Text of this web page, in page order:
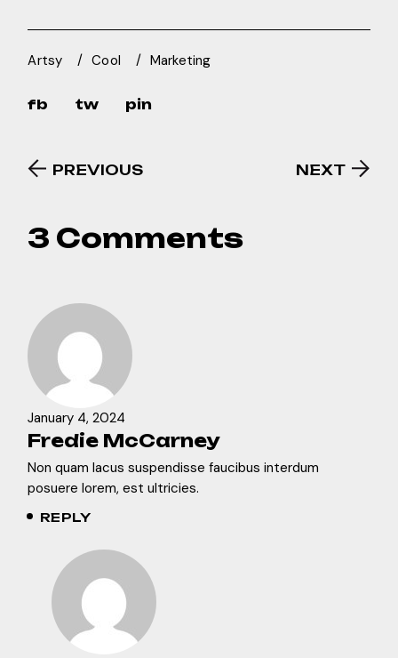
Artsy Cool Marketing
fb tw pin
PREVIOUS NEXT
3 Comments
January 4, 2024
Fredie McCarney
REPLY
Non quam lacus suspendisse faucibus interdum
posuere lorem, est ultricies.